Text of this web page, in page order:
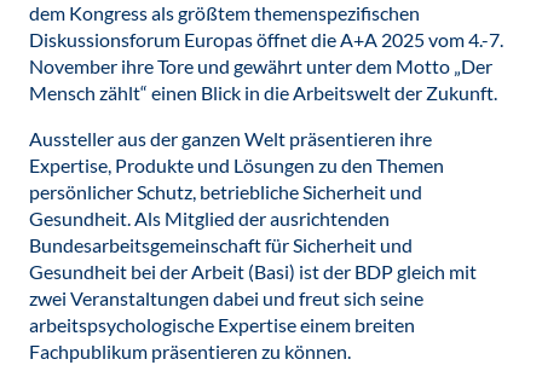
dem Kongress als größtem themenspezifischen
Diskussionsforum Europas öffnet die A+A 2025 vom 4.-7.
November ihre Tore und gewährt unter dem Motto „Der
Mensch zählt“ einen Blick in die Arbeitswelt der Zukunft.
Aussteller aus der ganzen Welt präsentieren ihre
Expertise, Produkte und Lösungen zu den Themen
persönlicher Schutz, betriebliche Sicherheit und
Gesundheit. Als Mitglied der ausrichtenden
Bundesarbeitsgemeinschaft für Sicherheit und
Gesundheit bei der Arbeit (Basi) ist der BDP gleich mit
zwei Veranstaltungen dabei und freut sich seine
arbeitspsychologische Expertise einem breiten
Fachpublikum präsentieren zu können.